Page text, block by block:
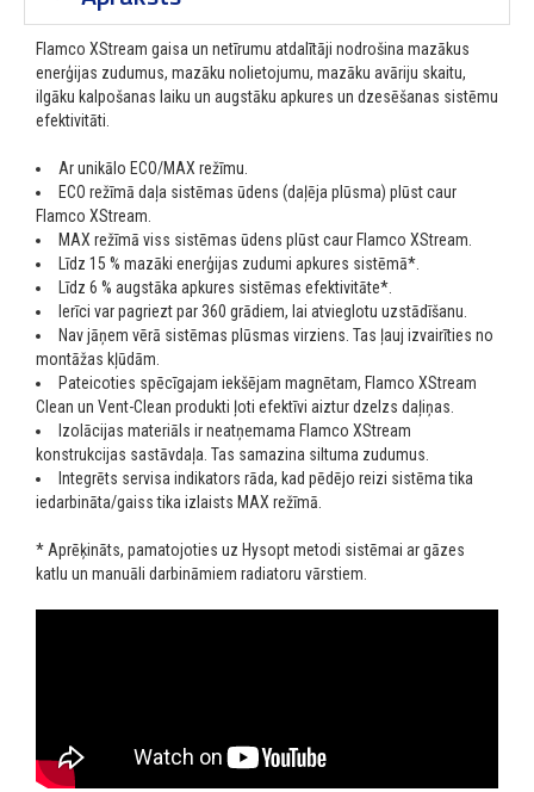
Flamco XStream gaisa un netīrumu atdalītāji nodrošina mazākus
enerģijas zudumus, mazāku nolietojumu, mazāku avāriju skaitu,
ilgāku kalpošanas laiku un augstāku apkures un dzesēšanas sistēmu
efektivitāti.
Ar unikālo ECO/MAX režīmu.
ECO režīmā daļa sistēmas ūdens (daļēja plūsma) plūst caur
Flamco XStream.
MAX režīmā viss sistēmas ūdens plūst caur Flamco XStream.
Līdz 15 % mazāki enerģijas zudumi apkures sistēmā*.
Līdz 6 % augstāka apkures sistēmas efektivitāte*.
Ierīci var pagriezt par 360 grādiem, lai atvieglotu uzstādīšanu.
Nav jāņem vērā sistēmas plūsmas virziens. Tas ļauj izvairīties no
montāžas kļūdām.
Pateicoties spēcīgajam iekšējam magnētam, Flamco XStream
Clean un Vent-Clean produkti ļoti efektīvi aiztur dzelzs daļiņas.
Izolācijas materiāls ir neatņemama Flamco XStream
konstrukcijas sastāvdaļa. Tas samazina siltuma zudumus.
Integrēts servisa indikators rāda, kad pēdējo reizi sistēma tika
iedarbināta/gaiss tika izlaists MAX režīmā.
*Aprēķināts, pamatojoties uz Hysopt metodi sistēmai ar gāzes
katlu un manuāli darbināmiem radiatoru vārstiem.